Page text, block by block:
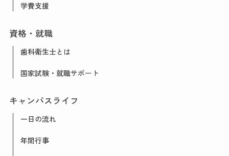
学費支援
資格・就職
歯科衛生士とは
国家試験・就職サポート
キャンパスライフ
一日の流れ
年間行事